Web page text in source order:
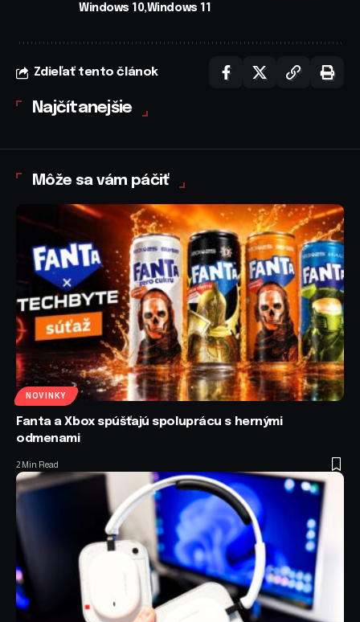
Windows 10 Windows 11
Zdieľať tento článok
Najčítanejšie
Môže sa vám páčiť
NOVINKY
Fanta a Xbox spúšťajú spoluprácu s hernými
odmenami
2 Min Read